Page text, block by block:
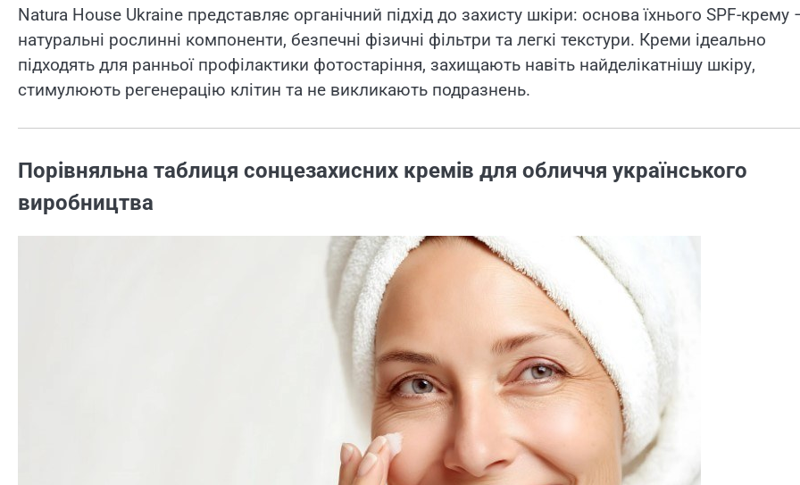
Natura House Ukraine представляє органічний підхід до захисту шкіри: основа їхнього SPF-крему
натуральні рослинні компоненти, безпечні фізичні фільтри та легкі текстури. Креми ідеально
підходять для ранньої профілактики фотостаріння, захищають навіть найделікатнішу шкіру,
стимулюють регенерацію клітин та не викликають подразнень.
Порівняльна таблиця сонцезахисних кремів для обличчя українського
виробництва